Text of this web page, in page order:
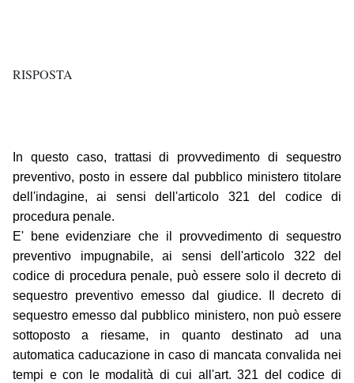
RISPOSTA
In questo caso, trattasi di provvedimento di sequestro
preventivo, posto in essere dal pubblico ministero titolare
dell'indagine, ai sensi dell'articolo 321 del codice di
procedura penale.
E' bene evidenziare che il provvedimento di sequestro
preventivo impugnabile, ai sensi dell'articolo 322 del
codice di procedura penale, può essere solo il decreto di
sequestro preventivo emesso dal giudice. Il decreto di
sequestro emesso dal pubblico ministero, non può essere
sottoposto a riesame, in quanto destinato ad una
automatica caducazione in caso di mancata convalida nei
tempi e con le modalità di cui all'art. 321 del codice di